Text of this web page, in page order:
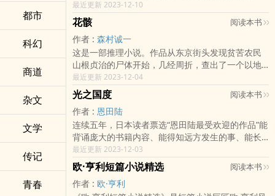
都市
科幻
商道
杂文
文学
传记
青春
他，王室私生子，无数政治任务下的牺牲品，在性
命与忠诚的两难抉择下，要如何才能扭转王国的危
机……为何禁止记载关于魔法的特殊知识？或许因为
我们都恐惧这类知识将落入不肖者的手中。尽管这
样的尝试似乎可以让我们避开秘教不肖术士的侵
害，但却也忽略了魔法并非源自这种特殊知识。人
们对于特定魔法的偏好不是与生俱来就是极度匮
乏。比方说，众所周知的精技魔法与皇家瞻远家族
的血缘关系紧密相连，虽然它也可能在祖先为内陆
或外岛人的“野种”中出现。接受精技训练的人能洞悉
他人的思绪，而且无论距离多远都能一探究竟；而
精通精技者更能影响他人所思，甚至与其对话。
最近更新 2023-12-10
花骸 阅读本书
作者 : 森村诚一
这是一部推理小说。作品从东京街头发现贫苦农民
山根贞治的尸体开始，几经周折，查出了一个以地
下金融巨头金崎末松为首的黑集团。这个黑集团打
着“日出美女俱乐部”和“帝都观光公司”的招牌，大规
模倒卖国有土地，牟取暴利；诱骗南朝鲜无辜少
女，强迫她们卖淫；为了掩饰罪行，甚至不惜杀人
灭口，残暴至极。刑警们在破获这个黑集团的基础
上，经过深入的调查研究、严密的逻辑推理，终于
拨开疑云迷雾，捕获了杀害山根贞治的真正凶手。
全书情节起伏跌宕，错综复杂；迷中有迷，扣人心
弦；语言流畅，饱含激情。作者森村诚一是当代日
本“新社会派”推理小说代表作家之一，作品有《人性
最近更新 2023-12-04
光之国度 阅读本书
作者 : 恩田陆
连续五年，日本读者票选“恩田陆最受欢迎的作品”能
背诵庞大的书籍内容、能得知远方发生的事、能长
寿几百年、能一天跑过几百公里……这群来自“常野”
的人们，各自拥有不可思议的能力。他们究竟是为
了什么而存在，究竟想回归何处？“常野物语”系列
——光之国度觉得这世界有点残酷的人请举手，觉
最近更新 2023-12-03
欧·亨利短篇小说精选 阅读本书
作者 : 欧·亨利